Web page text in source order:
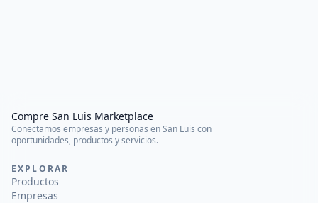
Compre San Luis Marketplace
Conectamos empresas y personas en San Luis con
oportunidades, productos y servicios.
EXPLORAR
Productos
Empresas